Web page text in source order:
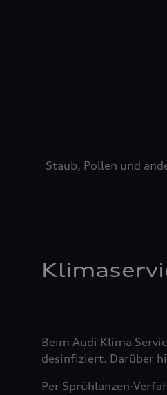
Staub, Pollen und
Beim Audi Klima
desinfiziert. Darüber
Per Sprühlanzen-